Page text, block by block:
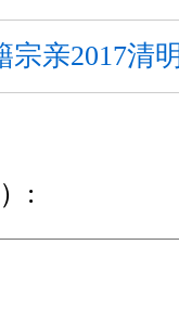
宗亲2017清
: